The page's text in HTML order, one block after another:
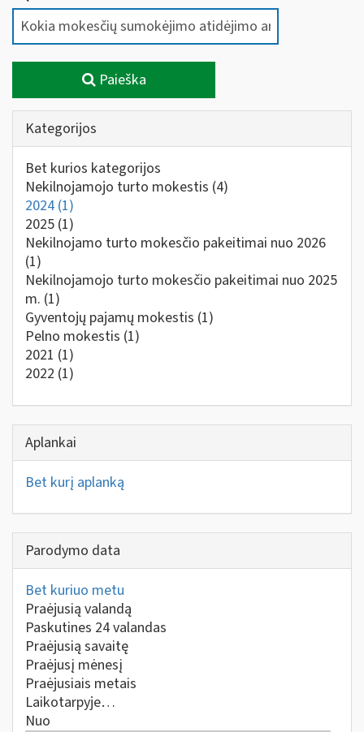
Paieška
Kategorijos
Bet kurios kategorijos
Nekilnojamojo turto mokestis (4)
2024 (1)
2025 (1)
Nekilnojamo turto mokesčio pakeitimai nuo 2026
(1)
Nekilnojamojo turto mokesčio pakeitimai nuo 2025
m. (1)
Gyventojų pajamų mokestis (1)
Pelno mokestis (1)
2021 (1)
2022 (1)
Aplankai
Bet kurį aplanką
Parodymo data
Bet kuriuo metu
Praėjusią valandą
Paskutines 24 valandas
Praėjusią savaitę
Praėjusį mėnesį
Praėjusiais metais
Laikotarpyje…
Nuo